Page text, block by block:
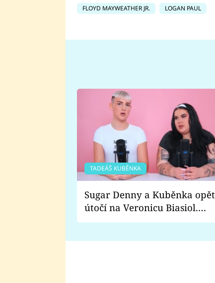
FLOYD MAYWEATHER JR.
LOGAN PAUL
TADEÁŠ KUBĚNKA
Sugar Denny a Kuběnka opět
útočí na Veronicu Biasiol.
Proč je podle nich falešná a